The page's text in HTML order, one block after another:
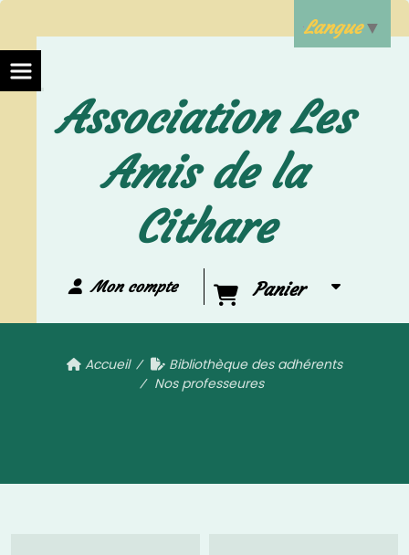
Association Les
Amis de la
Cithare
Mon compte Panier
Accueil
Bibliothèque des adhérents
Nos professeures
Langue▼